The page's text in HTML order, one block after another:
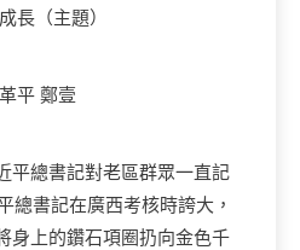
長（主題）
平 鄭壹
平總書記對老區群眾一直記
總書記在廣西考核時誇大，
身上的鑽石項圈扔向金色千